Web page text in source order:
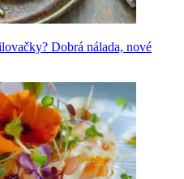
Dobrá nálada, nové